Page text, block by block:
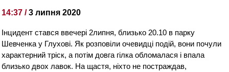
14:37 /3 липня 2020
Інцидент стався ввечері 2липня, близько 20.10 в парку
Шевченка у Глухові. Як розповіли очевидці подій, вони почули
характерний тріск, а потім довга гілка обломалася і впала
близько двох лавок. На щастя, ніхто не постраждав,